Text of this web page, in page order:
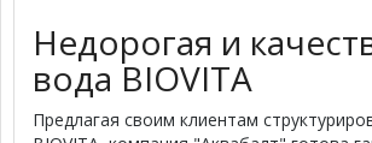
Недорогая и
вода BIOVITA
Предлагая своим клиентам